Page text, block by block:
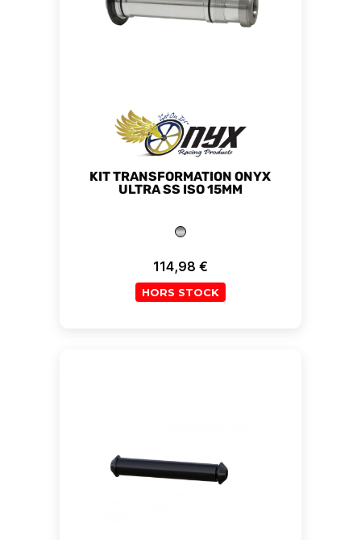
KIT TRANSFORMATION ONYX
ULTRA SS ISO 15MM
Prix
114,98 €
HORS STOCK